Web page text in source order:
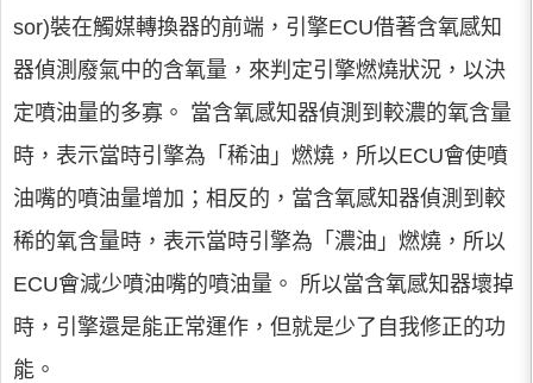
sor)裝在觸媒轉換器的前端，引擎ECU借著含氧感知
器偵測廢氣中的含氧量，來判定引擎燃燒狀況，以決
定噴油量的多寡。 當含氧感知器偵測到較濃的氧含量
時，表示當時引擎為「稀油」燃燒，所以ECU會使噴
油嘴的噴油量增加；相反的，當含氧感知器偵測到較
稀的氧含量時，表示當時引擎為「濃油」燃燒，所以
ECU會減少噴油嘴的噴油量。 所以當含氧感知器壞掉
時，引擎還是能正常運作，但就是少了自我修正的功
能。